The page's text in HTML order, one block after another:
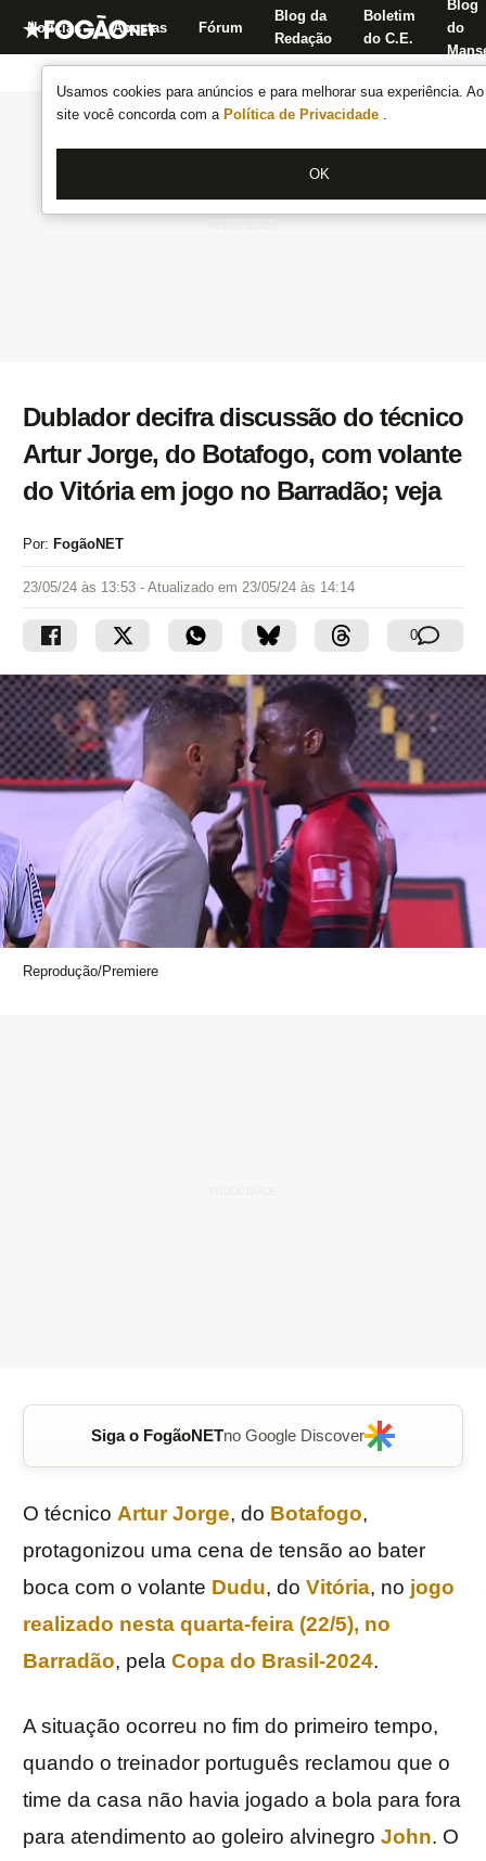
Usamos cookies para anúncios e para melhorar sua experiência.
site você concorda com a Política de Privacidade .
OK
Notícias Apostas Fórum
Blog da
Redação
Boletim
do C.E.
Blog
do
Dublador decifra discussão do técnico
Artur Jorge, do Botafogo, com volante
do Vitória em jogo no Barradão; veja
Por: FogãoNET
23/05/24 às 13:53 - Atualizado em 23/05/24 às 14:14
0
Reprodução/Premiere
Siga o FogãoNETno Google Discover
O técnico Artur Jorge, do Botafogo,
protagonizou uma cena de tensão ao bater
boca com o volante Dudu, do Vitória, no jogo
realizado nesta quarta-feira (22/5), no
Barradão, pela Copa do Brasil-2024.
A situação ocorreu no fim do primeiro tempo,
quando o treinador português reclamou que o
time da casa não havia jogado a bola para fora
para atendimento ao goleiro alvinegro John. O